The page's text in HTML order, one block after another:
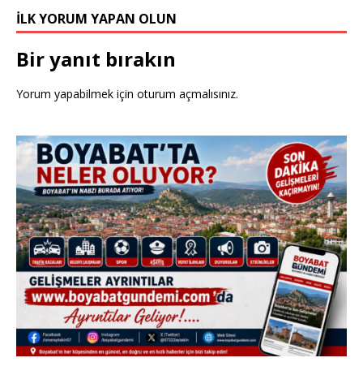
İLK YORUM YAPAN OLUN
Bir yanıt bırakın
Yorum yapabilmek için oturum açmalısınız.